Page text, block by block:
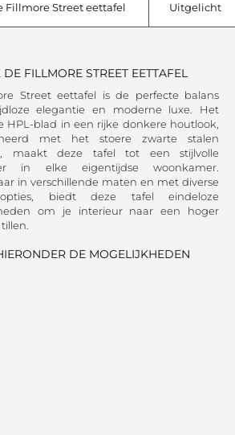
Fillmore Street eettafel Uitgelicht
FILLMORE STREET EETTAFEL
Street eettafel is de perfecte balans
elegantie en moderne luxe. Het
HPL-blad in een rijke donkere houtlook,
met het stoere zwarte stalen
maakt deze tafel tot een stijlvolle
in elke eigentijdse woonkamer.
in verschillende maten en met diverse
biedt deze tafel eindeloze
om je interieur naar een hoger
DE MOGELIJKHEDEN